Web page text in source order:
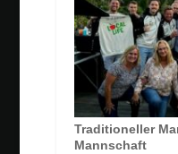
Traditioneller
Mannschaft